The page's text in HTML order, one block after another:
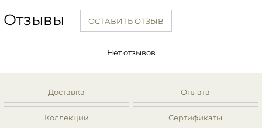
Отзывы ОСТАВИТЬ ОТЗЫВ
Нет отзывов
Доставка Оплата
Коллекции Сертификаты